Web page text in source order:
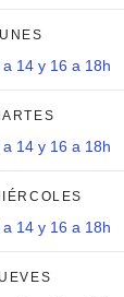
a 14 y 16 a 18h
a 14 y 16 a 18h
a 14 y 16 a 18h